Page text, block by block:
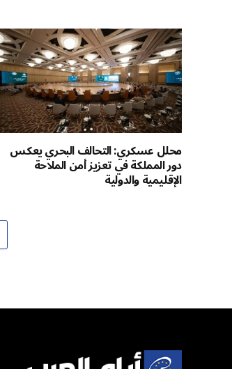
محلل عسكري: التحالف البحري يعكس
دور المملكة في تعزيز أمن الملاحة
الإقليمية والدولية